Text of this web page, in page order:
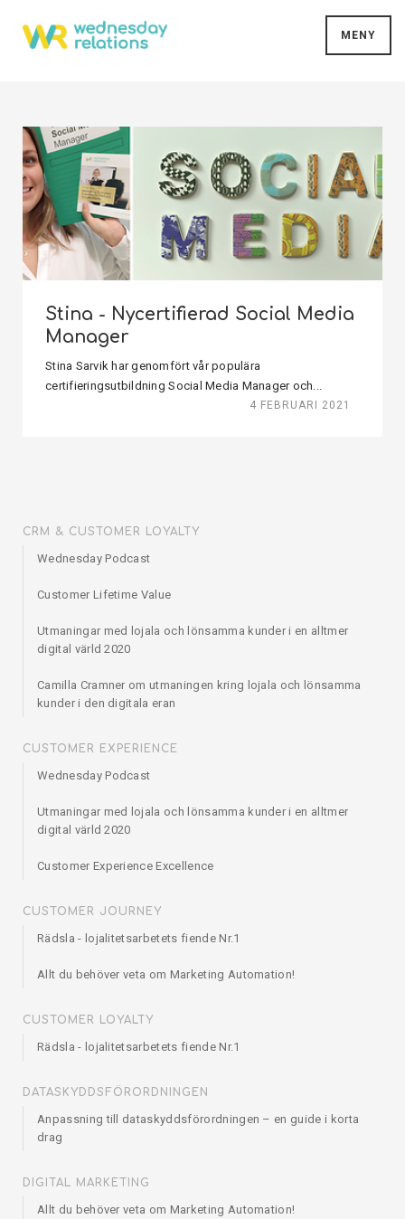
MENY
Stina - Nycertifierad Social Media
Manager
Stina Sarvik har genomfört vår populära
certifieringsutbildning Social Media Manager och...
4 FEBRUARI 2021
CRM & CUSTOMER LOYALTY
Wednesday Podcast
Customer Lifetime Value
Utmaningar med lojala och lönsamma kunder i en alltmer
digital värld 2020
Camilla Cramner om utmaningen kring lojala och lönsamma
kunder i den digitala eran
CUSTOMER EXPERIENCE
Wednesday Podcast
Utmaningar med lojala och lönsamma kunder i en alltmer
digital värld 2020
Customer Experience Excellence
CUSTOMER JOURNEY
Rädsla - lojalitetsarbetets fiende Nr.1
Allt du behöver veta om Marketing Automation!
CUSTOMER LOYALTY
Rädsla - lojalitetsarbetets fiende Nr.1
DATASKYDDSFÖRORDNINGEN
Anpassning till dataskyddsförordningen – en guide i korta
drag
DIGITAL MARKETING
Allt du behöver veta om Marketing Automation!